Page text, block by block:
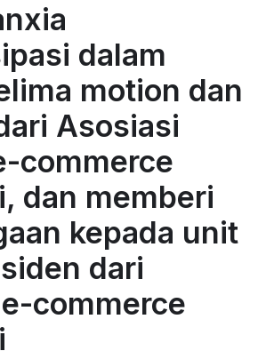
dalam
motion dan
Asosiasi
commerce
dan memberi
kepada unit
dari
commerce